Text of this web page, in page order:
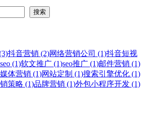
搜索
抖音营销 (2)网络营销公司 (1)抖音短视
(1)软文推广 (1)seo推广 (1)邮件营销 (1)
体营销 (1)网站定制 (1)搜索引擎优化 (1)
策略 (1)品牌营销 (1)外包小程序开发 (1)